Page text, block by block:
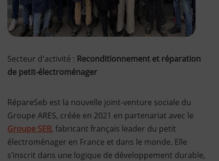
Secteur d'activité : Reconditionnement et réparation
de petit-électroménager
RépareSeb est la nouvelle joint-venture sociale du
Groupe ARES, créée en 2021 en partenariat avec le
Groupe SEB, fabricant français leader du petit
électroménager en France et dans le monde. Elle
s’inscrit dans une logique de développement durable,